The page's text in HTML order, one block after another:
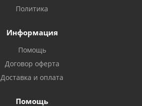
Политика
Информация
Помощь
Договор оферта
Доставка и оплата
Помощь